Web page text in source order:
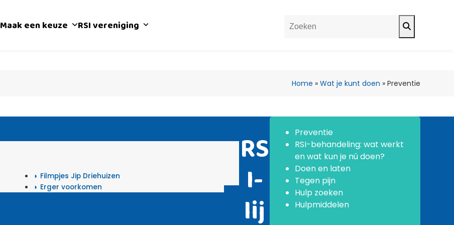
Maak een keuze RSI vereniging Search
Home » Wat je kunt doen » Preventie
Filmpjes Jip Driehuizen
Erger voorkomen
Preventie
RSI-behandeling: wat werkt
en wat kun je nú doen?
Doen en laten
Tegen pijn
Hulp zoeken
Hulpmiddelen
RS
I-
lij